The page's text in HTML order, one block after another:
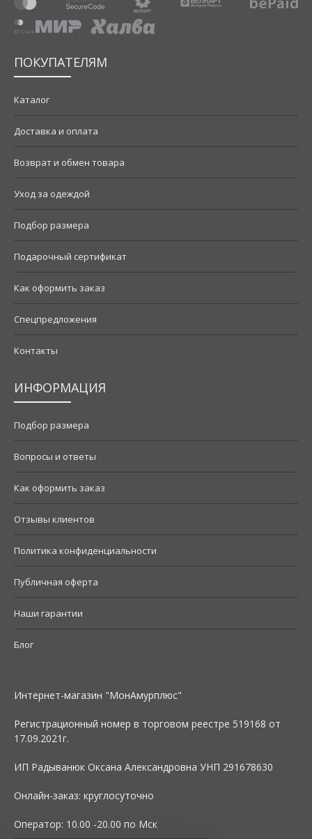
ПОКУПАТЕЛЯМ
Каталог
Доставка и оплата
Возврат и обмен товара
Уход за одеждой
Подбор размера
Подарочный сертификат
Как оформить заказ
Спецпредложения
Контакты
ИНФОРМАЦИЯ
Подбор размера
Вопросы и ответы
Как оформить заказ
Отзывы клиентов
Политика конфиденциальности
Публичная оферта
Наши гарантии
Блог
Интернет-магазин "МонАмурплюс"
Регистрационный номер в торговом реестре 519168 от
17.09.2021г.
ИП Радыванюк Оксана Александровна УНП 291678630
Онлайн-заказ: круглосуточно
Оператор: 10.00 -20.00 по Мск